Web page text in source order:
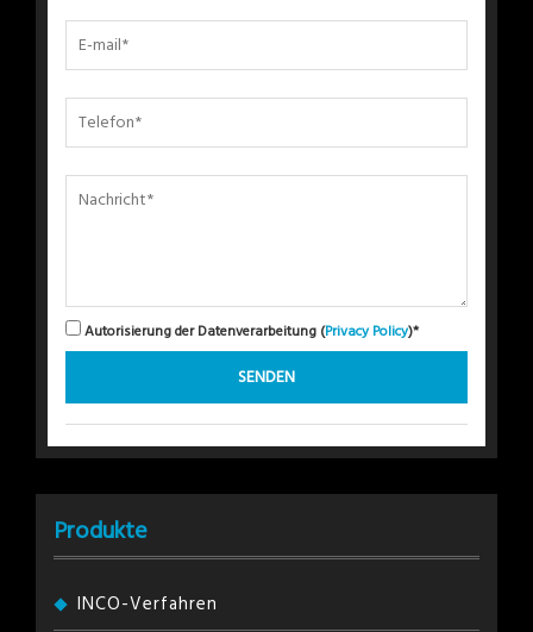
Autorisierung der Datenverarbeitung (Privacy Policy)*
Produkte
INCO-Verfahren